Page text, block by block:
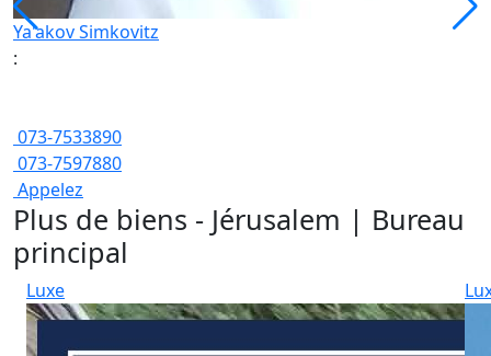
Ya'akov Simkovitz
:
073-7533890
073-7597880
Appelez
Plus de biens - Jérusalem | Bureau
principal
Luxe